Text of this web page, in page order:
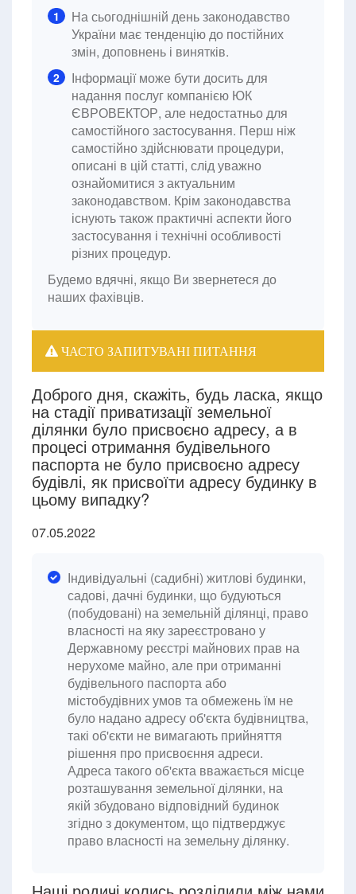
1
На сьогоднішній день законодавство
України має тенденцію до постійних
змін, доповнень і винятків.
2
Інформації може бути досить для
надання послуг компанією ЮК
ЄВРОВЕКТОР, але недостатньо для
самостійного застосування. Перш ніж
самостійно здійснювати процедури,
описані в цій статті, слід уважно
ознайомитися з актуальним
законодавством. Крім законодавства
існують також практичні аспекти його
застосування і технічні особливості
різних процедур.
Будемо вдячні, якщо Ви звернетеся до
наших фахівців.
ЧАСТО ЗАПИТУВАНІ ПИТАННЯ
Доброго дня, скажіть, будь ласка, якщо
на стадії приватизації земельної
ділянки було присвоєно адресу, а в
процесі отримання будівельного
паспорта не було присвоєно адресу
будівлі, як присвоїти адресу будинку в
цьому випадку?
07.05.2022
Індивідуальні (садибні) житлові будинки,
садові, дачні будинки, що будуються
(побудовані) на земельній ділянці, право
власності на яку зареєстровано у
Державному реєстрі майнових прав на
нерухоме майно, але при отриманні
будівельного паспорта або
містобудівних умов та обмежень їм не
було надано адресу об'єкта будівництва,
такі об'єкти не вимагають прийняття
рішення про присвоєння адреси.
Адреса такого об'єкта вважається місце
розташування земельної ділянки, на
якій збудовано відповідний будинок
згідно з документом, що підтверджує
право власності на земельну ділянку.